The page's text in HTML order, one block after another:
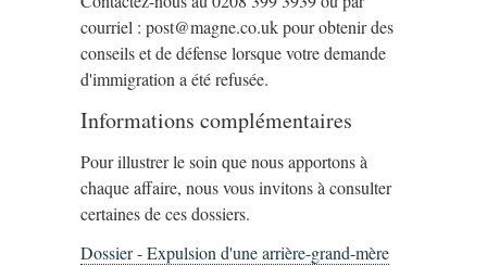
courriel : post@magne.co.uk pour obtenir des
conseils et de défense lorsque votre demande
d'immigration a été refusée.
Informations complémentaires
Pour illustrer le soin que nous apportons à
chaque affaire, nous vous invitons à consulter
certaines de ces dossiers.
Dossier - Expulsion d'une arrière-grand-mère